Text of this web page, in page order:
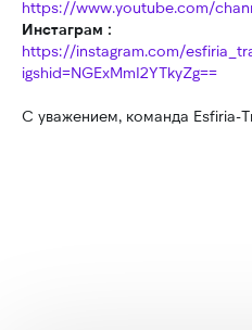
https://www.youtube.com/
Инстаграм :
https://instagram.com/
igshid=NGExMmI2YTkyZg==
С уважением, команда Esfiria-